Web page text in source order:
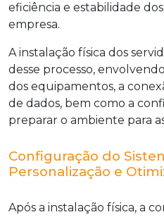
eficiência e estabilidade
empresa.
A instalação física dos
desse processo,
dos equipamentos, a
de dados, bem como a
preparar o ambiente para
Configuração do
Personalização e
Após a instalação física, a